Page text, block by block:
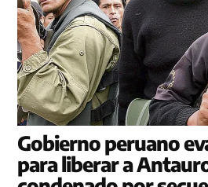
Gobierno peruano
para liberar a